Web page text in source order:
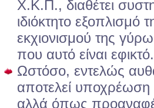
Χ.Κ.Π., διαθέτει
ιδιόκτητο εξοπλισμό
εκχιονισμού της
που αυτό είναι εφικτό.
Ωστόσο, εντελώς
αποτελεί
αλλά όπως